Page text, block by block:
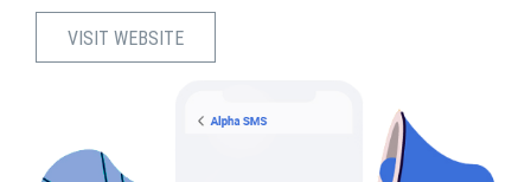
VISIT WEBSITE